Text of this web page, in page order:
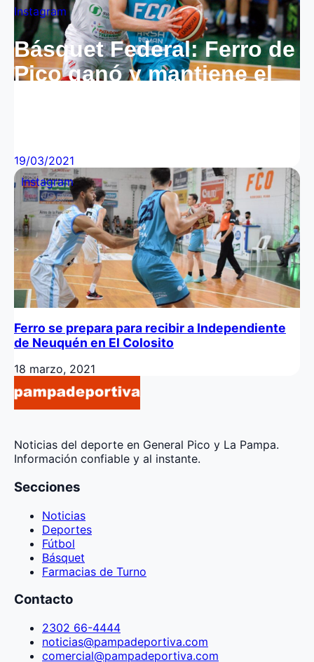
Instagram
Básquet Federal: Ferro de
Pico ganó y mantiene el
19/03/2021
Instagram
Ferro se prepara para recibir a Independiente
de Neuquén en El Colosito
18 marzo, 2021
Noticias del deporte en General Pico y La Pampa.
Información confiable y al instante.
Secciones
Noticias
Deportes
Fútbol
Básquet
Farmacias de Turno
Contacto
2302 66-4444
noticias@pampadeportiva.com
comercial@pampadeportiva.com